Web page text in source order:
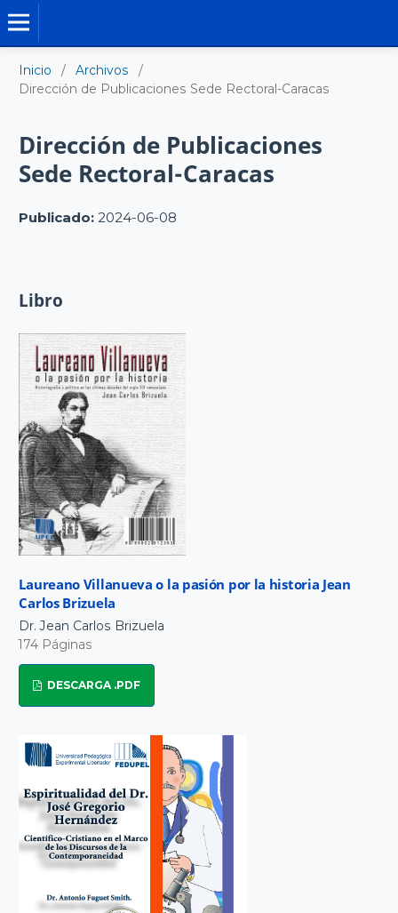
Inicio / Archivos
/
Dirección de Publicaciones Sede Rectoral-Caracas
Dirección de Publicaciones
Sede Rectoral-Caracas
Publicado:2024-06-08
Libro
Laureano Villanueva o la pasión por la historia Jean
Carlos Brizuela
Dr. Jean Carlos Brizuela
174 Páginas
DESCARGA .PDF